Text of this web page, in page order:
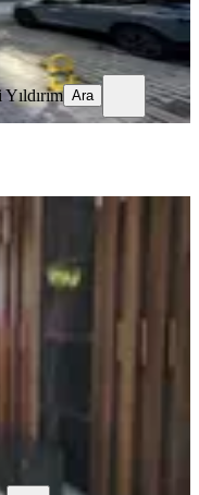
Ara
Kiralık
27.07.2026